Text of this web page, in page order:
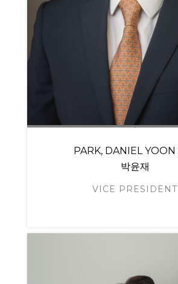
PARK, DANIEL YOON
박윤재
VICE PRESIDENT